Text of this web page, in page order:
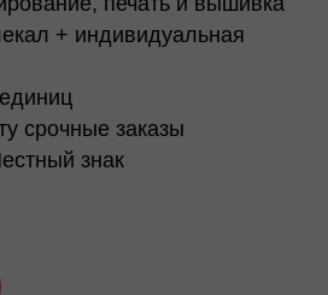
+ индивидуальная
срочные заказы
знак